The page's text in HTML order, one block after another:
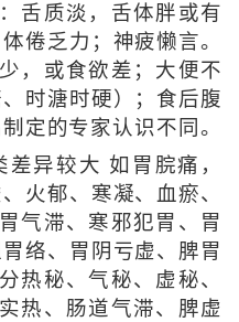
舌质淡，舌体胖或有
倦乏力；神疲懒言。
，或食欲差；大便不
时溏时硬）；食后腹
定的专家认识不同。
异较大 如胃脘痛，
火郁、寒凝、血瘀、
气滞、寒邪犯胃、胃
络、胃阴亏虚、脾胃
热秘、气秘、虚秘、
热、肠道气滞、脾虚